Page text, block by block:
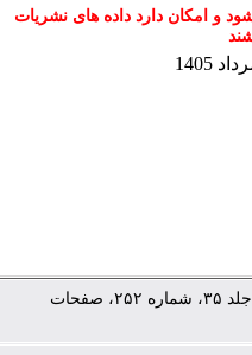
و امکان دارد داده های نشریات
، جلد ۳۵، شماره ۲۵۲، صفحات